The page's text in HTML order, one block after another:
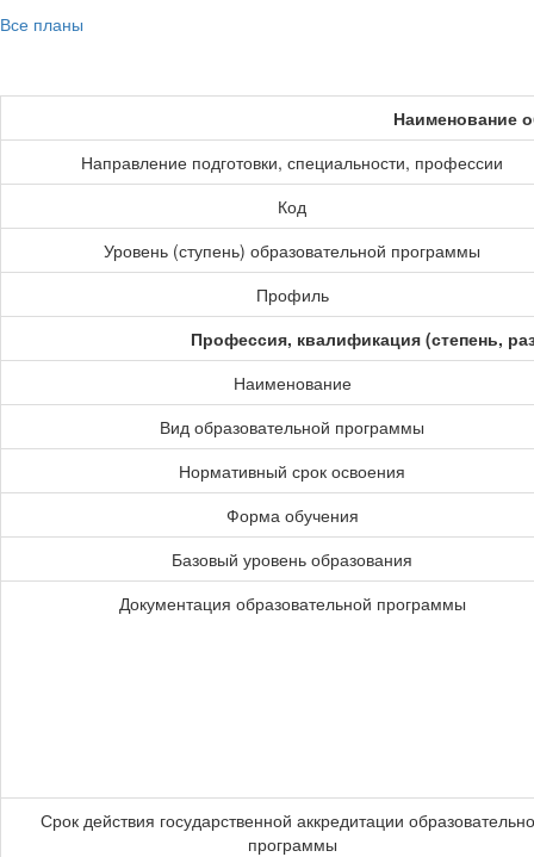
Все планы
Наименование
Направление подготовки, специальности, профессии
Код
Уровень (ступень) образовательной программы
Профиль
Профессия, квалификация (степень,
Наименование
Вид образовательной программы
Нормативный срок освоения
Форма обучения
Базовый уровень образования
Документация образовательной программы
Срок действия государственной аккредитации
программы